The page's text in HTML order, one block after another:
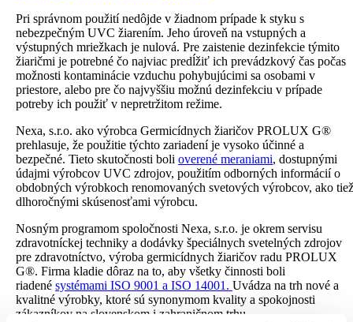
Pri správnom použití nedôjde v žiadnom prípade k styku s
nebezpečným UVC žiarením. Jeho úroveň na vstupných a
výstupných mriežkach je nulová. Pre zaistenie dezinfekcie týmito
žiaričmi je potrebné čo najviac predĺžiť ich prevádzkový čas počas
možnosti kontaminácie vzduchu pohybujúcimi sa osobami v
priestore, alebo pre čo najvyššiu možnú dezinfekciu v prípade
potreby ich použiť v nepretržitom režime.
Nexa, s.r.o. ako výrobca Germicídnych žiaričov PROLUX G®
prehlasuje, že použitie týchto zariadení je vysoko účinné a
bezpečné. Tieto skutočnosti boli overené meraniami, dostupnými
údajmi výrobcov UVC zdrojov, použitím odborných informácií o
obdobných výrobkoch renomovaných svetových výrobcov, ako tiež
dlhoročnými skúsenosťami výrobcu.
Nosným programom spoločnosti Nexa, s.r.o. je okrem servisu
zdravotníckej techniky a dodávky špeciálnych svetelných zdrojov
pre zdravotníctvo, výroba germicídnych žiaričov radu PROLUX
G®. Firma kladie dôraz na to, aby všetky činnosti boli
riadené systémami ISO 9001 a ISO 14001. Uvádza na trh nové a
kvalitné výrobky, ktoré sú synonymom kvality a spokojnosti
zákazníkov na slovenskom i zahraničnom trhu.